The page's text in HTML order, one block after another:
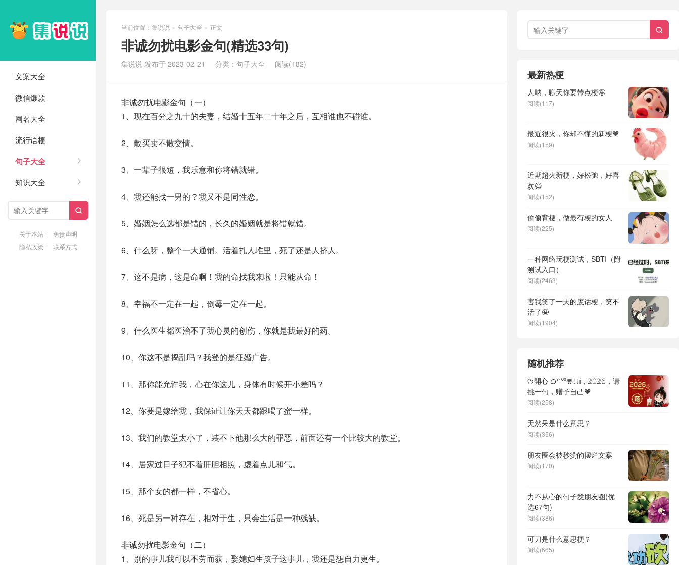
文案大全
微信爆款
网名大全
流行语梗
句子大全
知识大全

关于本站 | 免责声明
隐私政策 | 联系方式
当前位置： 集说说 > 句子大全 > 正文
非诚勿扰电影金句(精选33句)
集说说 发布于 2023-02-21 分类： 句子大全 阅读(182)
非诚勿扰电影金句（一）
1、现在百分之九十的夫妻，结婚十五年二十年之后，互相谁也不碰谁。
2、散买卖不散交情。
3、一辈子很短，我乐意和你将错就错。
4、我还能找一男的？我又不是同性恋。
5、婚姻怎么选都是错的，长久的婚姻就是将错就错。
6、什么呀，整个一大通铺。活着扎人堆里，死了还是人挤人。
7、这不是病，这是命啊！我的命找我来啦！只能从命！
8、幸福不一定在一起，倒霉一定在一起。
9、什么医生都医治不了我心灵的创伤，你就是我最好的药。
10、你这不是捣乱吗？我登的是征婚广告。
11、那你能允许我，心在你这儿，身体有时候开小差吗？
12、你要是嫁给我，我保证让你天天都跟喝了蜜一样。
13、我们的教堂太小了，装不下他那么大的罪恶，前面还有一个比较大的教堂。
14、居家过日子犯不着肝胆相照，虚着点儿和气。
15、那个女的都一样，不省心。
16、死是另一种存在，相对于生，只会生活是一种残缺。
非诚勿扰电影金句（二）
1、别的事儿我可以不劳而获，娶媳妇生孩子这事儿，我还是想自力更生。

最新热梗
人呐，聊天你要带点梗🤪
阅读(117)
最近很火，你却不懂的新梗🧡
阅读(159)
近期超火新梗，好松弛，好喜
欢😄
阅读(152)
偷偷背梗，做最有梗的女人
阅读(225)
一种网络玩梗测试，SBTI（附
测试入口）
阅读(2463)
害我笑了一天的废话梗，笑不
活了🤪
阅读(1904)
随机推荐
ᡣ𐭩開心 ᜊ⁺¹⁰⁰🧣ℍ𝕚 , 𝟚𝟘𝟚𝟞，请
挑一句，赠予自己🧡
阅读(258)
天然呆是什么意思？
阅读(356)
朋友圈会被秒赞的摆烂文案
阅读(170)
力不从心的句子发朋友圈(优
选67句)
阅读(386)
可刀是什么意思梗？
阅读(665)